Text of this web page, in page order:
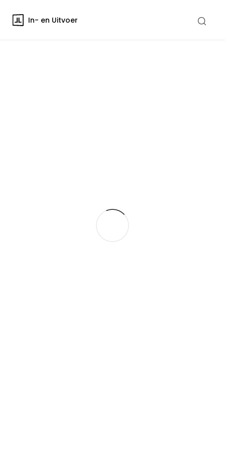
In- en Uitvoer